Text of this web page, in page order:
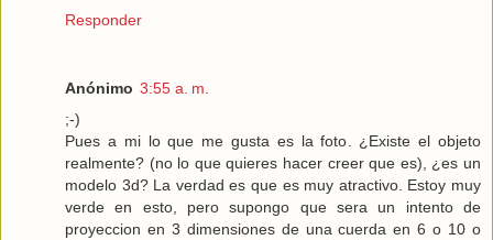
Responder
Anónimo 3:55 a. m.
;-)
Pues a mi lo que me gusta es la foto. ¿Existe el objeto
realmente? (no lo que quieres hacer creer que es), ¿es un
modelo 3d? La verdad es que es muy atractivo. Estoy muy
verde en esto, pero supongo que sera un intento de
proyeccion en 3 dimensiones de una cuerda en 6 o 10 o